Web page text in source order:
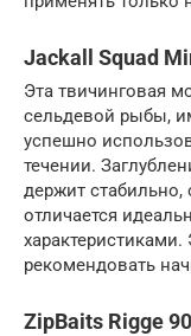
Jackall Squad
Эта твичинговая
сельдевой рыбы,
успешно
течении.
держит стабильно,
отличается
рекомендовать
ZipBaits Rigge